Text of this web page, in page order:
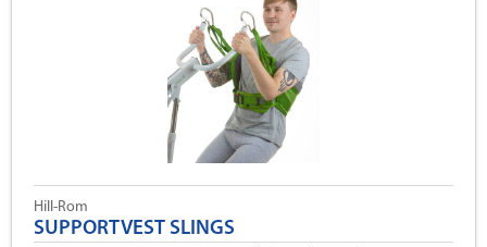
Hill-Rom
SUPPORTVEST SLINGS